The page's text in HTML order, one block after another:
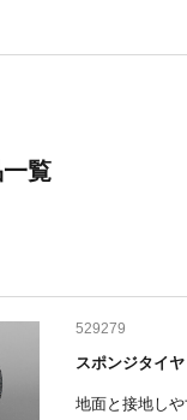
覧
529279
スポンジタイヤ
地面と接地し